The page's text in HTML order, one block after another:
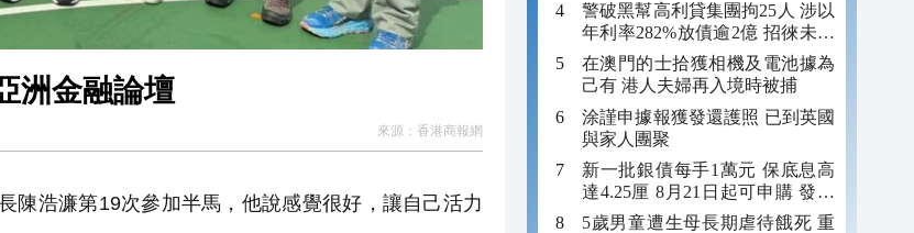
洲金融論壇
來源： 香港商報網
浩濂第19次參加半馬，他說感覺很好，讓自己活力
警破黑幫高利貸集團拘25人 涉以
年利率282%放債逾2億 招徠未成
年追數
在澳門的士拾獲相機及電池據為
己有 港人夫婦再入境時被捕
涂謹申據報獲發還護照 已到英國
與家人團聚
新一批銀債每手1萬元 保底息高
達4.25厘 8月21日起可申購 發行
金額最多550億
5歲男童遭生母長期虐待餓死 重